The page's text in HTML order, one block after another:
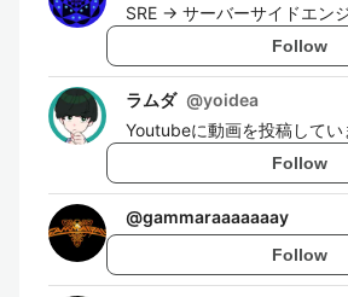
SRE -> サーバーサイドエン
Follow
ラムダ @yoidea
Youtubeに動画を投稿してい
Follow
@gammaraaaaaaay
Follow